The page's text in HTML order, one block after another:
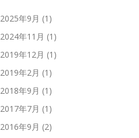
2025年9月 (1)
2024年11月 (1)
2019年12月 (1)
2019年2月 (1)
2018年9月 (1)
2017年7月 (1)
2016年9月 (2)